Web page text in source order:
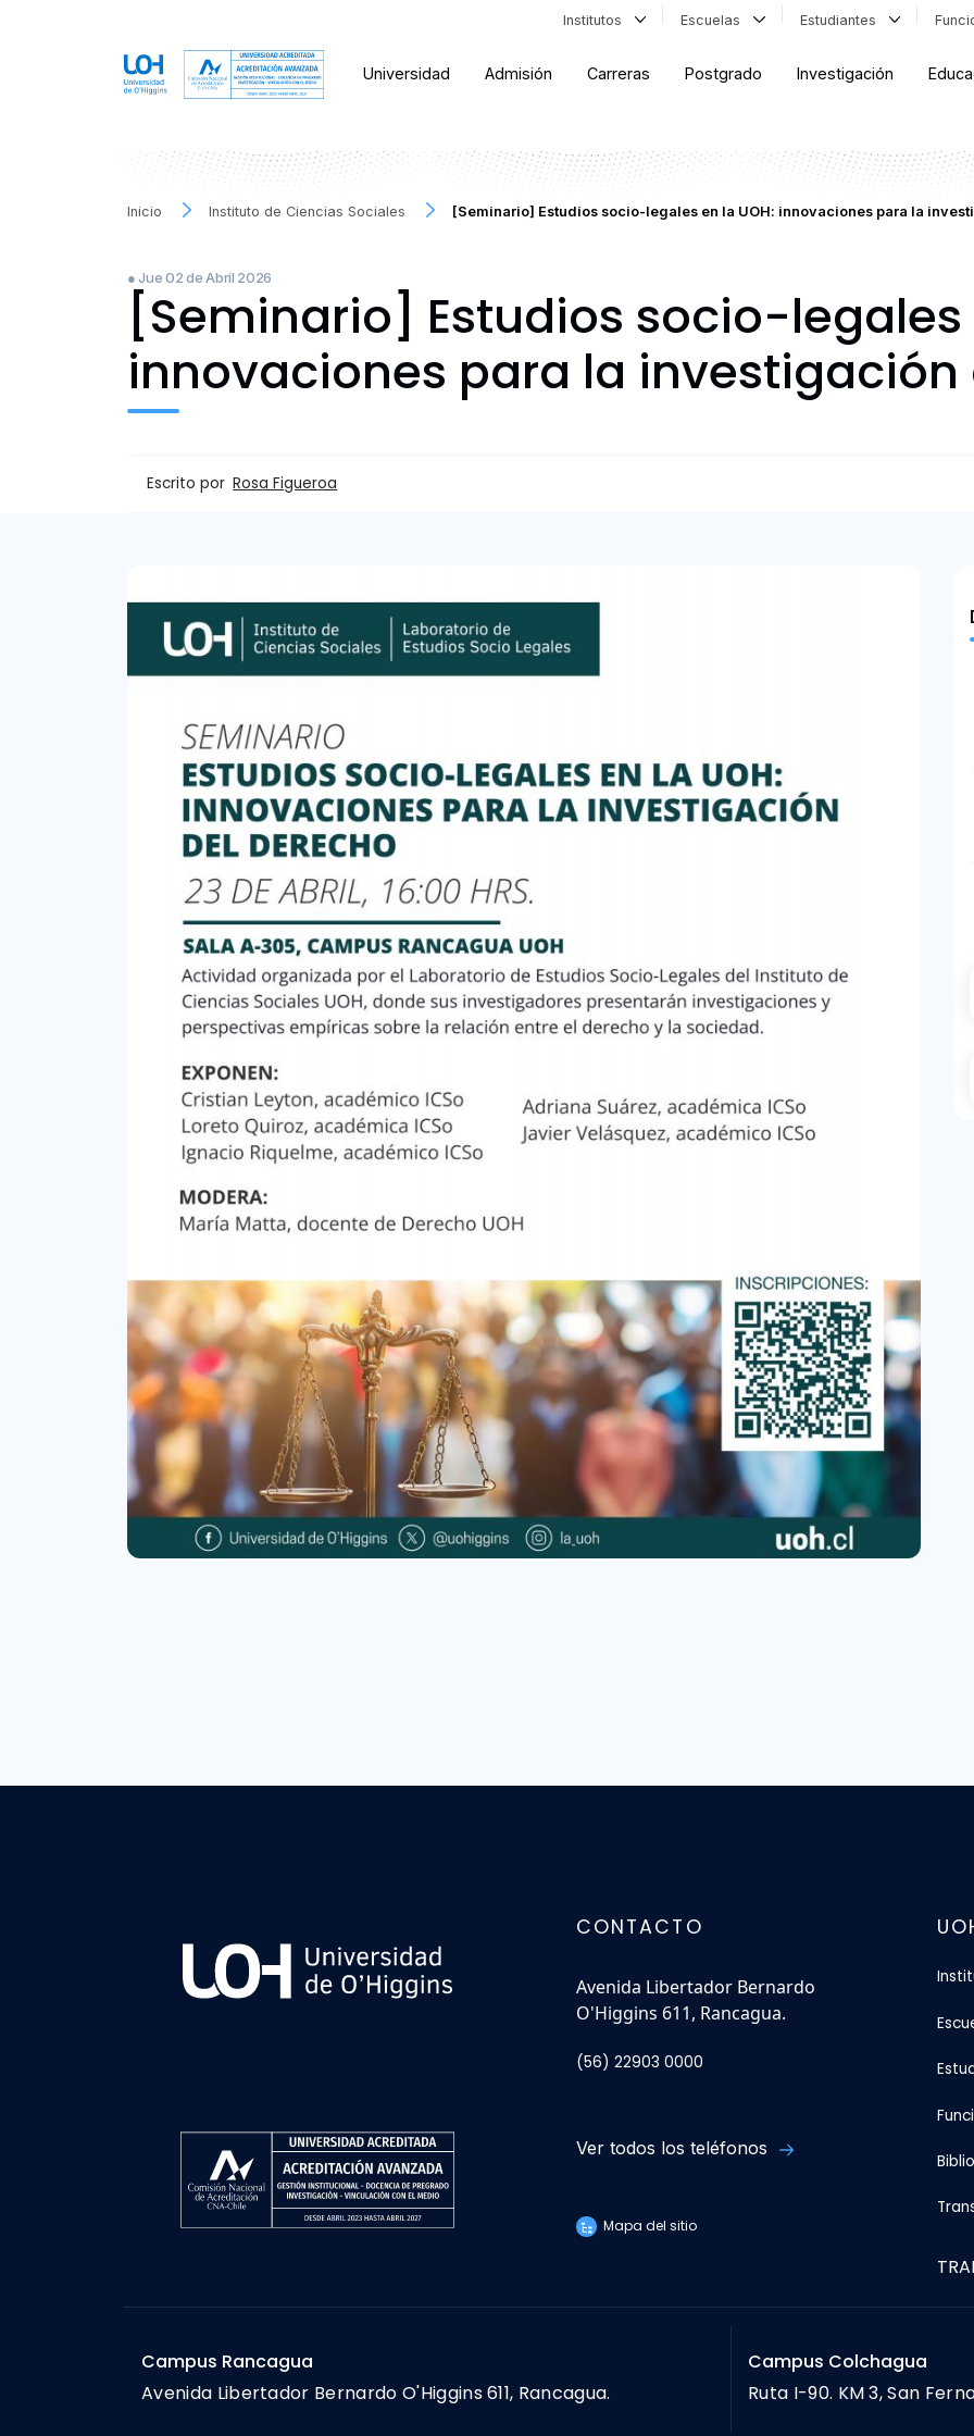
Institutos Escuelas Estudiantes
Universidad Admisión Carreras Postgrado Investigación
Inicio Instituto de Ciencias Sociales [Seminario] Estudios socio-legales en la UOH: innovaciones para la
● Jue 02 de Abril 2026
[Seminario] Estudios socio-legales
innovaciones para la investigación
Escrito por Rosa Figueroa
CONTACTO
Avenida Libertador Bernardo
O'Higgins 611, Rancagua.
(56) 22903 0000
Ver todos los teléfonos
Mapa del sitio
Campus Rancagua
Avenida Libertador Bernardo O'Higgins 611, Rancagua.
Campus Colchagua
Ruta I-90. KM 3, San